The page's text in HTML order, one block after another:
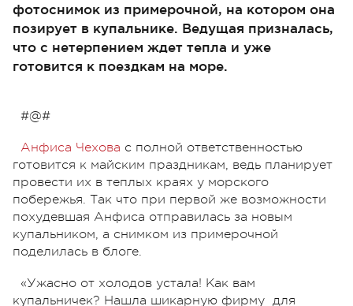
фотоснимок из примерочной, на котором она
позирует в купальнике. Ведущая призналась,
что с нетерпением ждет тепла и уже
готовится к поездкам на море.
#@#
Анфиса Чехова с полной ответственностью
готовится к майским праздникам, ведь планирует
провести их в теплых краях у морского
побережья. Так что при первой же возможности
похудевшая Анфиса отправилась за новым
купальником, а снимком из примерочной
поделилась в блоге.
«Ужасно от холодов устала! Как вам
купальничек? Нашла шикарную фирму для